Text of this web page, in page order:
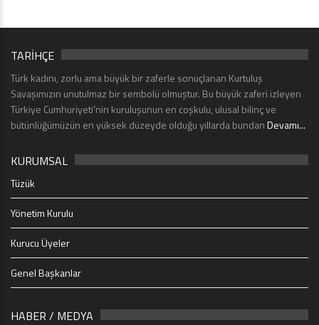
TARİHÇE
Türk kadını, zorlu ama büyük bir zaferle sonuçlanan Kurtuluş
Savaşımızın unutulmaz bir sembolü olmuştur. Bu büyük zaferi izleyen
Türkiye Cumhuriyeti’nin kuruluşunun en coşkulu, ulusal bilinç ve
bütünlüğümüzün en yüksek düzeyde olduğu yıllarda bundanDevamı...
KURUMSAL
Tüzük
Yönetim Kurulu
Kurucu Üyeler
Genel Başkanlar
HABER / MEDYA